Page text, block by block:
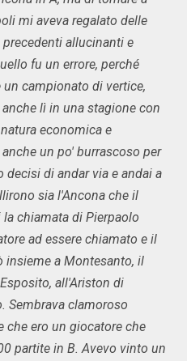
mi aveva regalato delle
allucinanti e
fu un errore, perché
campionato di vertice,
lì in una stagione con
economica e
un po' burrascoso per
decisi di andar via e andai a
sia l'Ancona che il
chiamata di Pierpaolo
ad essere chiamato e il
insieme a Montesanto, il
all'Ariston di
Sembrava clamoroso
che ero un giocatore che
partite in B. Avevo vinto un